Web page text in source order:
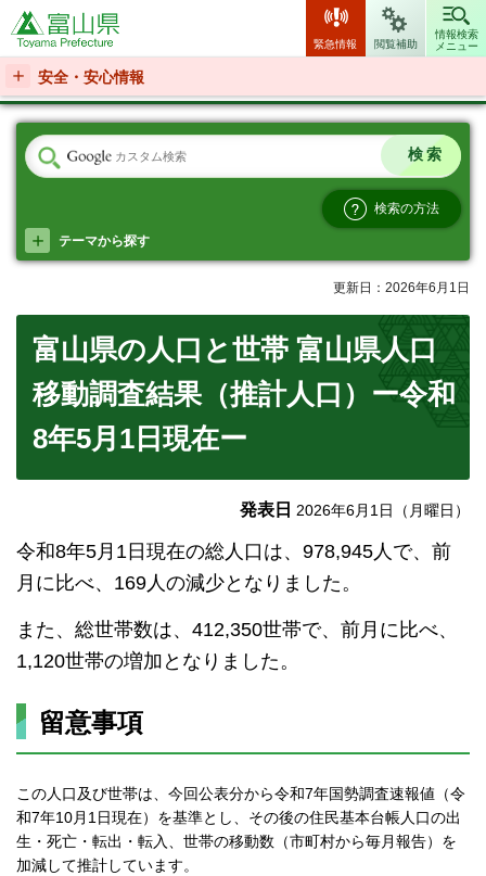
富山県
緊急情報 閲覧補助
情報検索
メニュー
安全・安心情報
検索の方法
テーマから探す
更新日：2026年6月1日
富山県の人口と世帯 富山県人口
移動調査結果（推計人口）ー令和
8年5月1日現在ー
発表日 2026年6月1日（月曜日）
令和8年5月1日現在の総人口は、978,945人で、前
月に比べ、169人の減少となりました。
また、総世帯数は、412,350世帯で、前月に比べ、
1,120世帯の増加となりました。
留意事項
この人口及び世帯は、今回公表分から令和7年国勢調査速報値（令
和7年10月1日現在）を基準とし、その後の住民基本台帳人口の出
生・死亡・転出・転入、世帯の移動数（市町村から毎月報告）を
加減して推計しています。